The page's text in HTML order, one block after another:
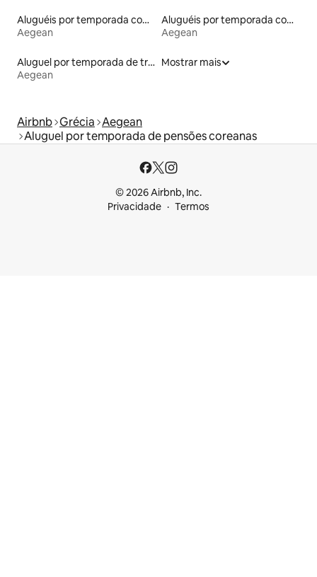
Aluguéis por temporada com caiaque
Aegean
Aluguéis por temporada com banheiro para PCD
Aegean
Aluguel por temporada de trailers
Aegean
Mostrar mais
Airbnb Grécia Aegean
Aluguel por temporada de pensões coreanas
© 2026 Airbnb, Inc.
Privacidade
Termos